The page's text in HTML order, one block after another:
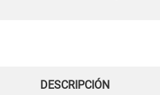
DESCRIPCIÓN